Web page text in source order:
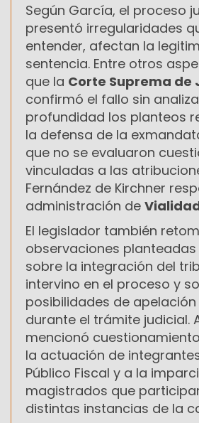
Según García, el proceso
presentó irregularidades
entender, afectan la
sentencia. Entre otros
que la Corte Suprema de
confirmó el fallo sin
profundidad los planteos
la defensa de la
que no se evaluaron
vinculadas a las
Fernández de Kirchner
administración de
El legislador también
observaciones
sobre la integración del
intervino en el proceso y
posibilidades de
durante el trámite judicial.
mencionó
la actuación de
Público Fiscal y a la
magistrados que
distintas instancias de la